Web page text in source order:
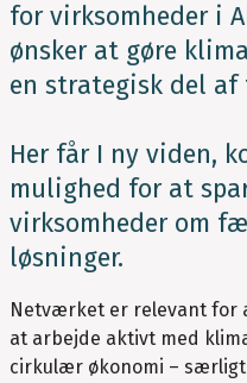
for virksomheder i
ønsker at gøre
en strategisk del
Her får I ny viden,
mulighed for at
virksomheder om
løsninger.
Netværket er relevant for
at arbejde aktivt med
cirkulær økonomi –